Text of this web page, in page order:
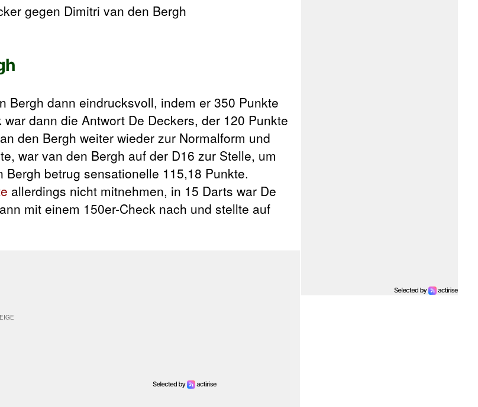
Bergh dann eindrucksvoll, indem er 350 Punkte
dann die Antwort De Deckers, der 120 Punkte
den Bergh weiter wieder zur Normalform und
war van den Bergh auf der D16 zur Stelle, um
betrug sensationelle 115,18 Punkte.
allerdings nicht mitnehmen, in 15 Darts war De
mit einem 150er-Check nach und stellte auf